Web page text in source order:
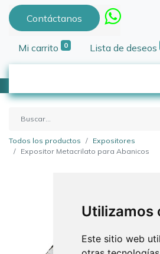
Utilizamos
Este sitio web
Contáctanos
Mi carrito 0 Lista de deseos
Todos los productos
Expositores
Expositor Metacrilato para Abanicos